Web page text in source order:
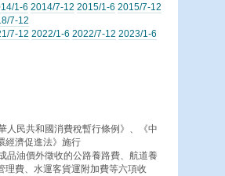
1-6 2014/7-12 2015/1-6 2015/7-12
7-12
7-12 2022/1-6 2022/7-12 2023/1-6
民共和國消費稅暫行條例》、《中
經濟促進法》施行
油價外徵收的公路養路費、航道養
理費、水運客貨運附加費等六項收